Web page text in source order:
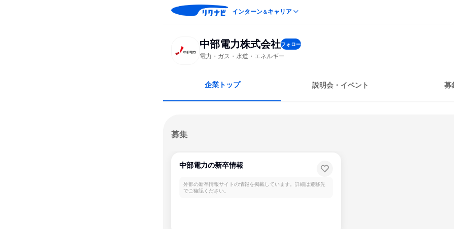
インターン＆キャリア
中部電力株式会社フォロー
電力・ガス・水道・エネルギー
企業トップ 説明会・イベント 募
募集
中部電力の新卒情報
外部の新卒情報サイトの情報を掲載しています。詳細は遷移先
でご確認ください。